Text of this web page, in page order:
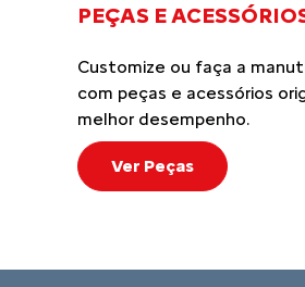
PEÇAS E
Customize ou faça a
com peças e acessórios
melhor desempenho.
Ver Peças